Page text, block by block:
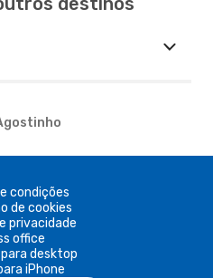
condições
de cookies
privacidade
office
desktop
iPhone